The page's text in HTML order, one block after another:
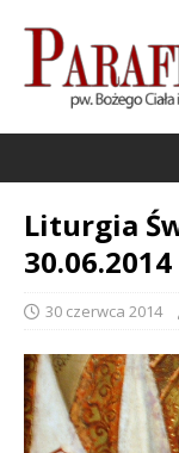
Liturgia
30 czerwca 2014